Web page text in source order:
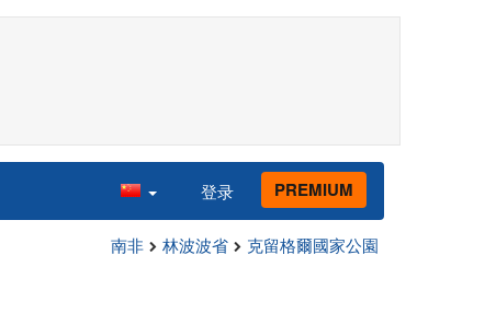
登录 PREMIUM
南非 林波波省 克留格爾國家公園